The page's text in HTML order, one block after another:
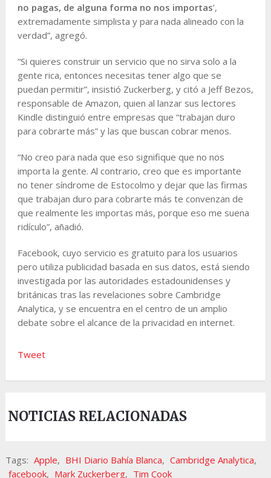
no pagas, de alguna forma no nos importas’,
extremadamente simplista y para nada alineado con la
verdad”, agregó.
“Si quieres construir un servicio que no sirva solo a la
gente rica, entonces necesitas tener algo que se
puedan permitir”, insistió Zuckerberg, y citó a Jeff Bezos,
responsable de Amazon, quien al lanzar sus lectores
Kindle distinguió entre empresas que “trabajan duro
para cobrarte más” y las que buscan cobrar menos.
“No creo para nada que eso signifique que no nos
importa la gente. Al contrario, creo que es importante
no tener síndrome de Estocolmo y dejar que las firmas
que trabajan duro para cobrarte más te convenzan de
que realmente les importas más, porque eso me suena
ridículo”, añadió.
Facebook, cuyo servicio es gratuito para los usuarios
pero utiliza publicidad basada en sus datos, está siendo
investigada por las autoridades estadounidenses y
británicas tras las revelaciones sobre Cambridge
Analytica, y se encuentra en el centro de un amplio
debate sobre el alcance de la privacidad en internet.
Tweet
NOTICIAS RELACIONADAS
Tags: Apple, BHI Diario Bahía Blanca, Cambridge Analytica,
facebook, Mark Zuckerberg, Tim Cook